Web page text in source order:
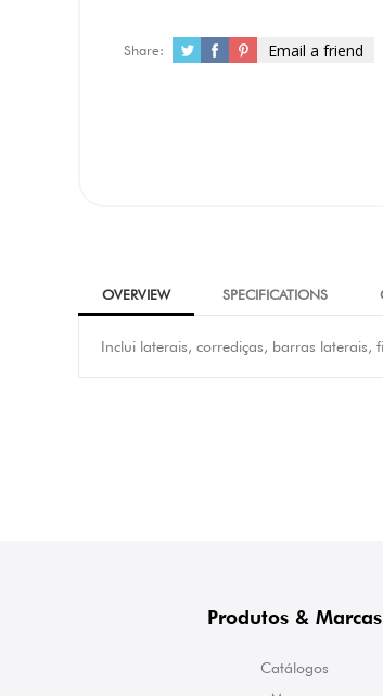
Share: Email a friend
OVERVIEW SPECIFICATIONS
Inclui laterais, corrediças, barras laterais,
Produtos & Marcas
Catálogos